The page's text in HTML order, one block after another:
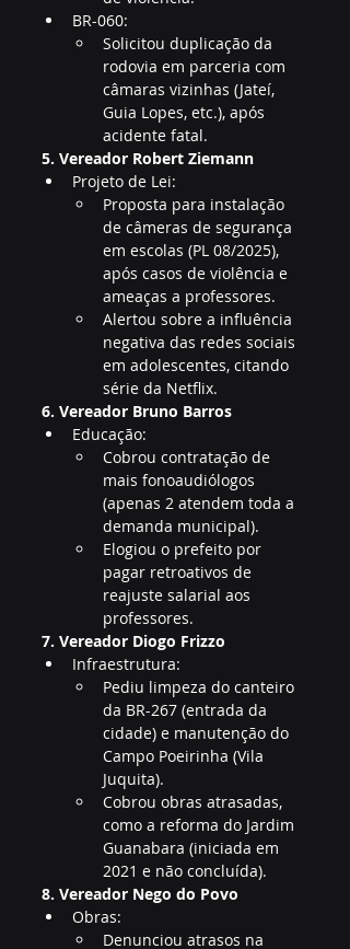
BR-060:
Solicitou duplicação da
rodovia em parceria com
câmaras vizinhas (Jateí,
Guia Lopes, etc.), após
acidente fatal.
5. Vereador Robert Ziemann
Projeto de Lei:
Proposta para instalação
de câmeras de segurança
em escolas (PL 08/2025),
após casos de violência e
ameaças a professores.
Alertou sobre a influência
negativa das redes sociais
em adolescentes, citando
série da Netflix.
6. Vereador Bruno Barros
Educação:
Cobrou contratação de
mais fonoaudiólogos
(apenas 2 atendem toda a
demanda municipal).
Elogiou o prefeito por
pagar retroativos de
reajuste salarial aos
professores.
7. Vereador Diogo Frizzo
Infraestrutura:
Pediu limpeza do canteiro
da BR-267 (entrada da
cidade) e manutenção do
Campo Poeirinha (Vila
Juquita).
Cobrou obras atrasadas,
como a reforma do Jardim
Guanabara (iniciada em
2021 e não concluída).
8. Vereador Nego do Povo
Obras:
Denunciou atrasos na